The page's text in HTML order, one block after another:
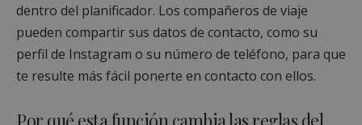
dentro del planificador. Los compañeros de viaje
pueden compartir sus datos de contacto, como su
perfil de Instagram o su número de teléfono, para que
te resulte más fácil ponerte en contacto con ellos.
Por qué esta función cambia las reglas del